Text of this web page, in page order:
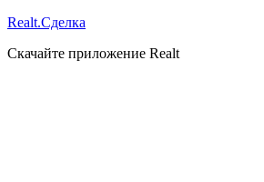
Realt.Сделка
Скачайте приложение Realt